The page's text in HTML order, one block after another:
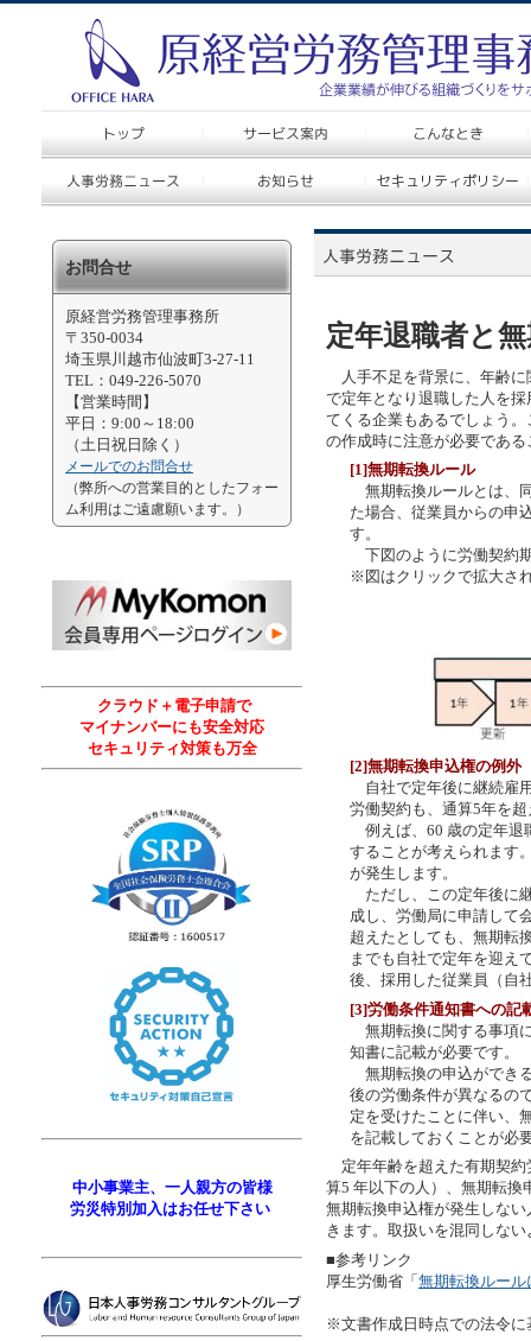
定年退職者と
人手不足を背景に、年齢に
で定年となり退職した人を
てくる企業もあるでしょう
の作成時に注意が必要であ
[1]無期転換ルール
無期転換ルールとは、
た場合、従業員からの申
す。
下図のように労働契約
※図はクリックで拡大さ
[2]無期転換申込権の例外
自社で定年後に継続雇
労働契約も、通算5年を
例えば、60 歳の定年退
することが考えられます
が発生します。
ただし、この定年後に
成し、労働局に申請して
超えたとしても、無期転
までも自社で定年を迎え
後、採用した従業員（自
[3]労働条件通知書への記
無期転換に関する事項
知書に記載が必要です。
無期転換の申込ができ
後の労働条件が異なるの
定を受けたことに伴い、
を記載しておくことが必
定年年齢を超えた有期契約
算5 年以下の人）、無期転換
無期転換申込権が発生しな
きます。取扱いを混同しな
■参考リンク
厚生労働省「無期転換ルール
※文書作成日時点での法令
お問合せ
原経営労務管理事務所
〒350-0034
埼玉県川越市仙波町3-27-11
TEL：049-226-5070
【営業時間】
平日：9:00～18:00
（土日祝日除く）
メールでのお問合せ
（弊所への営業目的としたフォー
ム利用はご遠慮願います。）
クラウド＋電子申請で
マイナンバーにも安全対応
セキュリティ対策も万全
中小事業主、一人親方の皆様
労災特別加入はお任せ下さい